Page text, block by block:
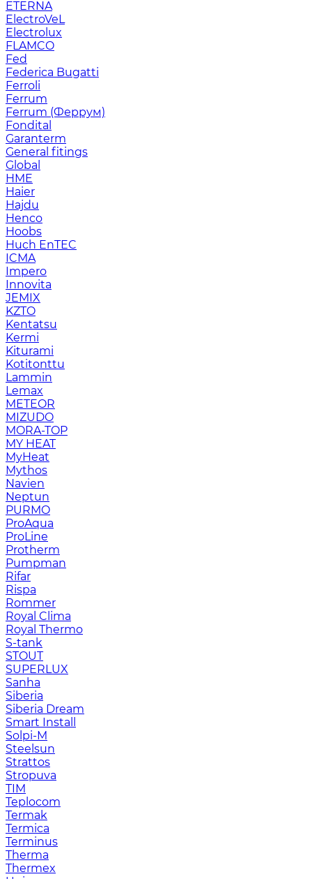
ETERNA
ElectroVeL
Electrolux
FLAMCO
Fed
Federica Bugatti
Ferroli
Ferrum
Ferrum (Феррум)
Fondital
Garanterm
General fitings
Global
HME
Haier
Hajdu
Henco
Hoobs
Huch EnTEC
ICMA
Impero
Innovita
JEMIX
KZTO
Kentatsu
Kermi
Kiturami
Kotitonttu
Lammin
Lemax
METEOR
MIZUDO
MORA-TOP
MY HEAT
MyHeat
Mythos
Navien
Neptun
PURMO
ProAqua
ProLine
Protherm
Pumpman
Rifar
Rispa
Rommer
Royal Clima
Royal Thermo
S-tank
STOUT
SUPERLUX
Sanha
Siberia
Siberia Dream
Smart Install
Solpi-M
Steelsun
Strattos
Stropuva
TIM
Teplocom
Termak
Termica
Terminus
Therma
Thermex